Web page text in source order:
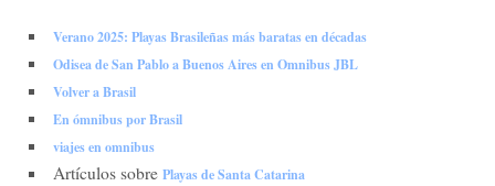
Verano 2025: Playas Brasileñas más baratas en décadas
Odisea de San Pablo a Buenos Aires en Omnibus JBL
Volver a Brasil
En ómnibus por Brasil
viajes en omnibus
Artículos sobre Playas de Santa Catarina